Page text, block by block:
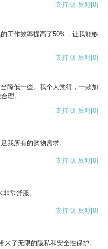
支持[0] 反对[0]
工作效率提高了50%，让我能够
支持[0] 反对[0]
降低一些。我个人觉得，一款加
理。
支持[0] 反对[0]
我所有的购物需求。
支持[0] 反对[0]
常舒服。
支持[0] 反对[0]
了无限的隐私和安全性保护。